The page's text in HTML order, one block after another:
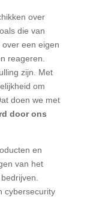
over
die van
een eigen
reageren.
zijn. Met
om
doen we met
door ons
en
van het
cybersecurity